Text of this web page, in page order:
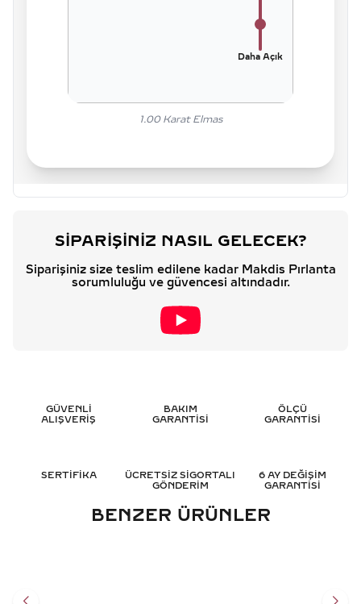
Daha Açık
1.00Karat Elmas
SIPARIŞINIZ NASIL GELECEK?
Siparişiniz size teslim edilene kadar Makdis Pırlanta
sorumluluğu ve güvencesi altındadır.
GÜVENLİ
ALIŞVERİŞ
BAKIM
GARANTİSİ
ÖLÇÜ
GARANTİSİ
SERTİFİKA
ÜCRETSİZ SİGORTALI
GÖNDERİM
6 AY DEĞİŞİM
GARANTİSİ
BENZER ÜRÜNLER